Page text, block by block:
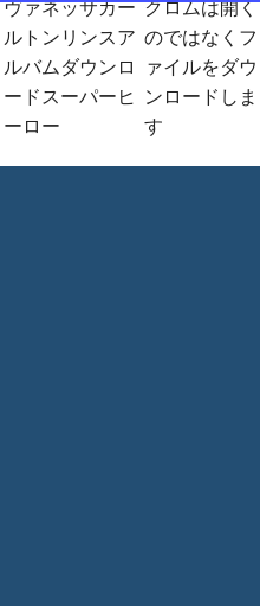
ヴァネッサカー
ルトンリンスア
ルバムダウンロ
ードスーパーヒ
ーロー
クロムは開く
のではなくフ
ァイルをダウ
ンロードしま
す